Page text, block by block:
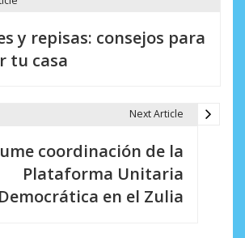
y repisas: consejos para
tu casa
Next Article
coordinación de la
Plataforma Unitaria
Democrática en el Zulia